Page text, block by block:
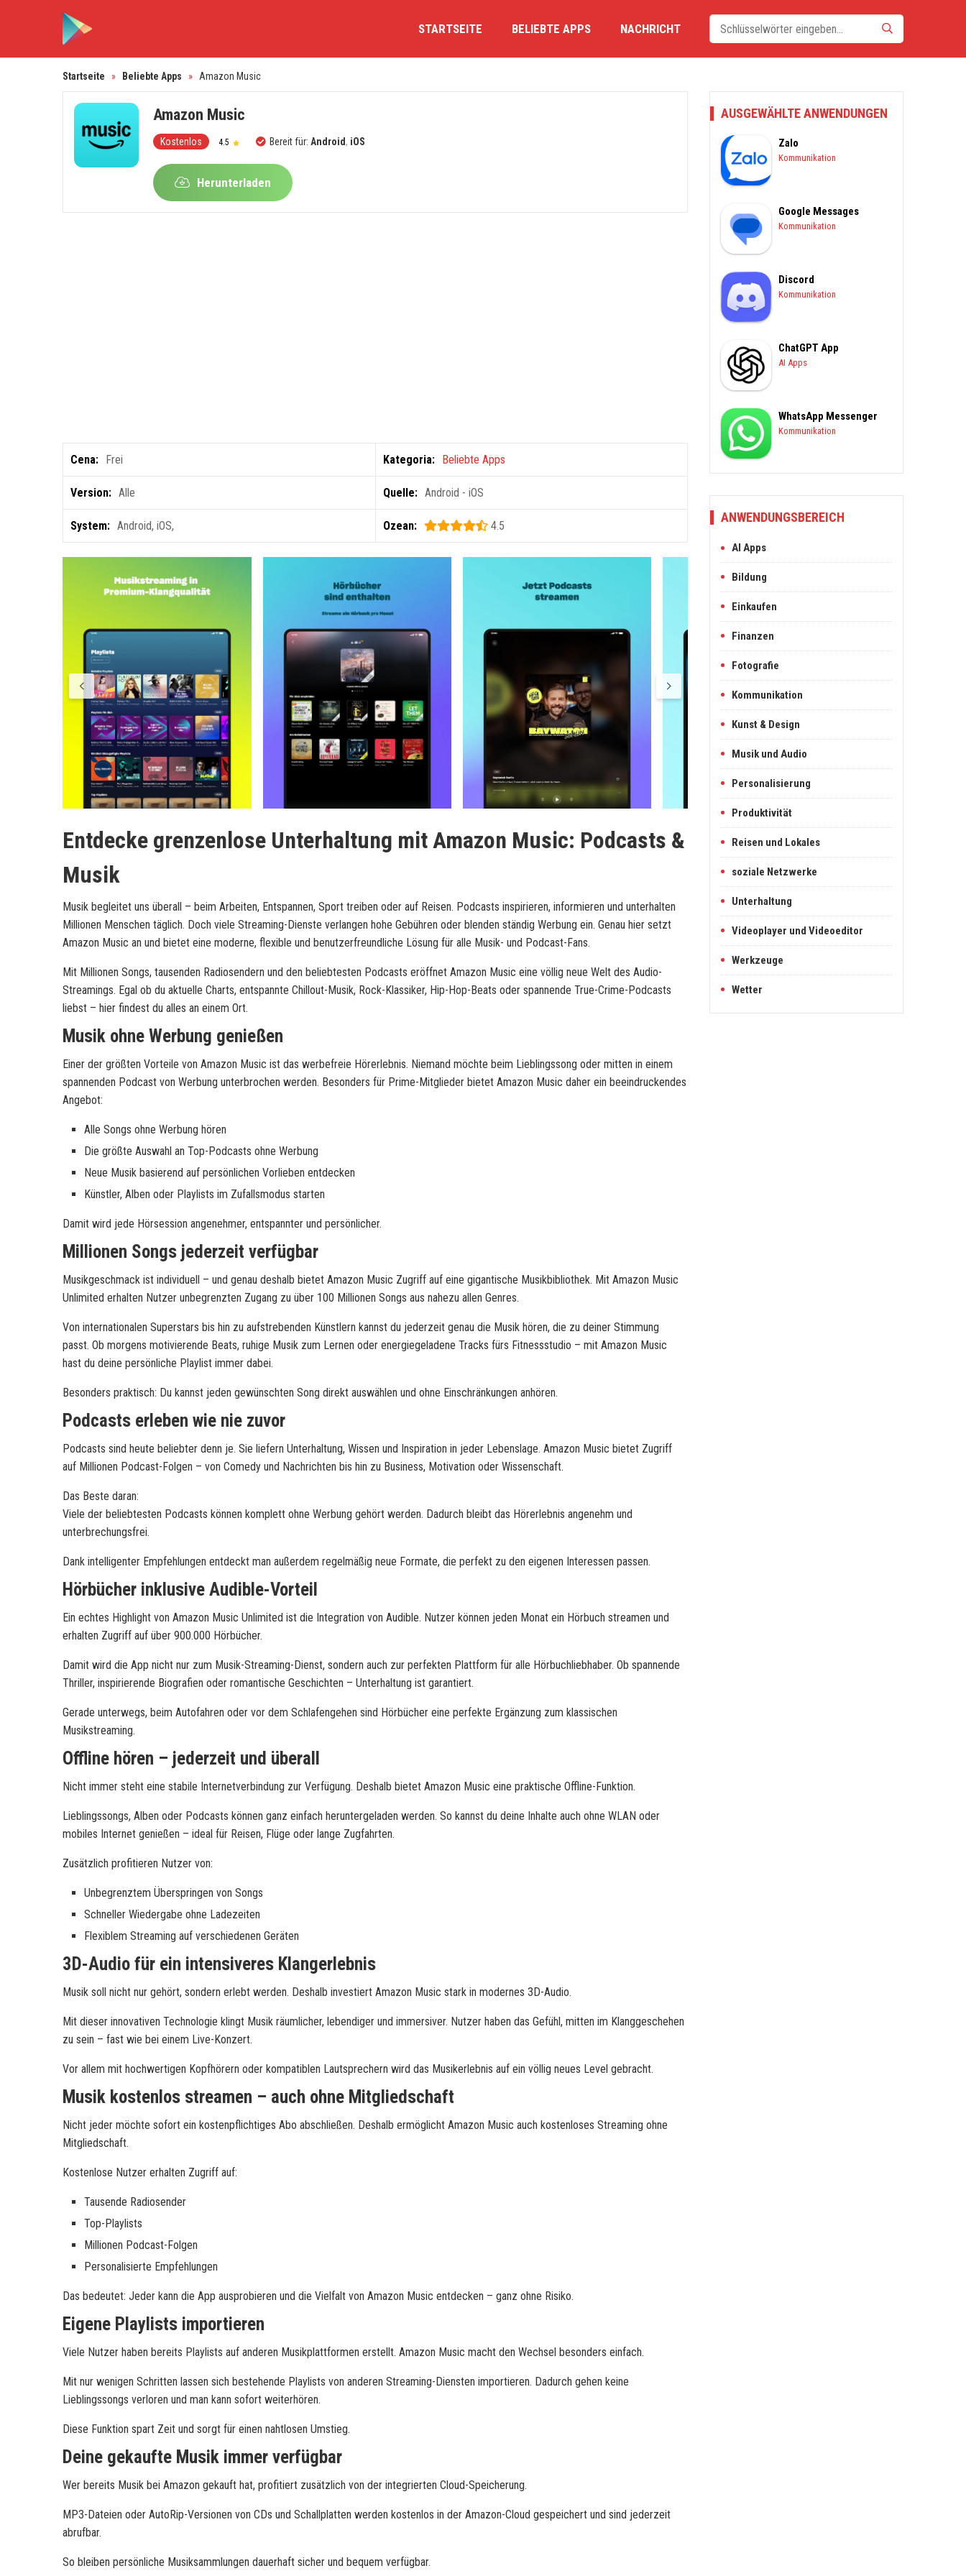
STARTSEITE BELIEBTE APPS NACHRICHT
Startseite » Beliebte Apps » Amazon Music
Amazon Music
Kostenlos 4.5 Bereit für: Android , iOS
Herunterladen
Cena: Frei Kategoria: Beliebte Apps
Version: Alle Quelle: Android - iOS
System: Android, iOS, Ozean: 4.5
Entdecke grenzenlose Unterhaltung mitAmazon Music: Podcasts &
Musik
Musik begleitet uns überall – beim Arbeiten, Entspannen, Sport treiben oder auf Reisen. Podcasts inspirieren, informieren und unterhalten
Millionen Menschen täglich. Doch viele Streaming-Dienste verlangen hohe Gebühren oder blenden ständig Werbung ein. Genau hier setzt
Amazon Music an und bietet eine moderne, flexible und benutzerfreundliche Lösung für alle Musik- und Podcast-Fans.
Mit Millionen Songs, tausenden Radiosendern und den beliebtesten Podcasts eröffnet Amazon Music eine völlig neue Welt des Audio-
Streamings. Egal ob du aktuelle Charts, entspannte Chillout-Musik, Rock-Klassiker, Hip-Hop-Beats oder spannende True-Crime-Podcasts
liebst – hier findest du alles an einem Ort.
Musik ohne Werbung genießen
Einer der größten Vorteile von Amazon Music ist das werbefreie Hörerlebnis. Niemand möchte beim Lieblingssong oder mitten in einem
spannenden Podcast von Werbung unterbrochen werden. Besonders für Prime-Mitglieder bietet Amazon Music daher ein beeindruckendes
Angebot:
Alle Songs ohne Werbung hören
Die größte Auswahl an Top-Podcasts ohne Werbung
Neue Musik basierend auf persönlichen Vorlieben entdecken
Künstler, Alben oder Playlists im Zufallsmodus starten
Damit wird jede Hörsession angenehmer, entspannter und persönlicher.
Millionen Songs jederzeit verfügbar
Musikgeschmack ist individuell – und genau deshalb bietet Amazon Music Zugriff auf eine gigantische Musikbibliothek. Mit Amazon Music
Unlimited erhalten Nutzer unbegrenzten Zugang zu über 100 Millionen Songs aus nahezu allen Genres.
Von internationalen Superstars bis hin zu aufstrebenden Künstlern kannst du jederzeit genau die Musik hören, die zu deiner Stimmung
passt. Ob morgens motivierende Beats, ruhige Musik zum Lernen oder energiegeladene Tracks fürs Fitnessstudio – mit Amazon Music
hast du deine persönliche Playlist immer dabei.
Besonders praktisch: Du kannst jeden gewünschten Song direkt auswählen und ohne Einschränkungen anhören.
Podcasts erleben wie nie zuvor
Podcasts sind heute beliebter denn je. Sie liefern Unterhaltung, Wissen und Inspiration in jeder Lebenslage. Amazon Music bietet Zugriff
auf Millionen Podcast-Folgen – von Comedy und Nachrichten bis hin zu Business, Motivation oder Wissenschaft.
Das Beste daran:
Viele der beliebtesten Podcasts können komplett ohne Werbung gehört werden. Dadurch bleibt das Hörerlebnis angenehm und
unterbrechungsfrei.
Dank intelligenter Empfehlungen entdeckt man außerdem regelmäßig neue Formate, die perfekt zu den eigenen Interessen passen.
Hörbücher inklusive Audible-Vorteil
Ein echtes Highlight von Amazon Music Unlimited ist die Integration von Audible. Nutzer können jeden Monat ein Hörbuch streamen und
erhalten Zugriff auf über 900.000 Hörbücher.
Damit wird die App nicht nur zum Musik-Streaming-Dienst, sondern auch zur perfekten Plattform für alle Hörbuchliebhaber. Ob spannende
Thriller, inspirierende Biografien oder romantische Geschichten – Unterhaltung ist garantiert.
Gerade unterwegs, beim Autofahren oder vor dem Schlafengehen sind Hörbücher eine perfekte Ergänzung zum klassischen
Musikstreaming.
Offline hören – jederzeit und überall
Nicht immer steht eine stabile Internetverbindung zur Verfügung. Deshalb bietet Amazon Music eine praktische Offline-Funktion.
Lieblingssongs, Alben oder Podcasts können ganz einfach heruntergeladen werden. So kannst du deine Inhalte auch ohne WLAN oder
mobiles Internet genießen – ideal für Reisen, Flüge oder lange Zugfahrten.
Zusätzlich profitieren Nutzer von:
Unbegrenztem Überspringen von Songs
Schneller Wiedergabe ohne Ladezeiten
Flexiblem Streaming auf verschiedenen Geräten
3D-Audio für ein intensiveres Klangerlebnis
Musik soll nicht nur gehört, sondern erlebt werden. Deshalb investiert Amazon Music stark in modernes 3D-Audio.
Mit dieser innovativen Technologie klingt Musik räumlicher, lebendiger und immersiver. Nutzer haben das Gefühl, mitten im Klanggeschehen
zu sein – fast wie bei einem Live-Konzert.
Vor allem mit hochwertigen Kopfhörern oder kompatiblen Lautsprechern wird das Musikerlebnis auf ein völlig neues Level gebracht.
Musik kostenlos streamen – auch ohne Mitgliedschaft
Nicht jeder möchte sofort ein kostenpflichtiges Abo abschließen. Deshalb ermöglicht Amazon Music auch kostenloses Streaming ohne
Mitgliedschaft.
Kostenlose Nutzer erhalten Zugriff auf:
Tausende Radiosender
Top-Playlists
Millionen Podcast-Folgen
Personalisierte Empfehlungen
Das bedeutet: Jeder kann die App ausprobieren und die Vielfalt von Amazon Music entdecken – ganz ohne Risiko.
Eigene Playlists importieren
Viele Nutzer haben bereits Playlists auf anderen Musikplattformen erstellt. Amazon Music macht den Wechsel besonders einfach.
Mit nur wenigen Schritten lassen sich bestehende Playlists von anderen Streaming-Diensten importieren. Dadurch gehen keine
Lieblingssongs verloren und man kann sofort weiterhören.
Diese Funktion spart Zeit und sorgt für einen nahtlosen Umstieg.
Deine gekaufte Musik immer verfügbar
Wer bereits Musik bei Amazon gekauft hat, profitiert zusätzlich von der integrierten Cloud-Speicherung.
MP3-Dateien oder AutoRip-Versionen von CDs und Schallplatten werden kostenlos in der Amazon-Cloud gespeichert und sind jederzeit
abrufbar.
So bleiben persönliche Musiksammlungen dauerhaft sicher und bequem verfügbar.
AUSGEWÄHLTE ANWENDUNGEN
Zalo
Kommunikation
Google Messages
Kommunikation
Discord
Kommunikation
ChatGPT App
AI Apps
WhatsApp Messenger
Kommunikation
ANWENDUNGSBEREICH
AI Apps
Bildung
Einkaufen
Finanzen
Fotografie
Kommunikation
Kunst & Design
Musik und Audio
Personalisierung
Produktivität
Reisen und Lokales
soziale Netzwerke
Unterhaltung
Videoplayer und Videoeditor
Werkzeuge
Wetter